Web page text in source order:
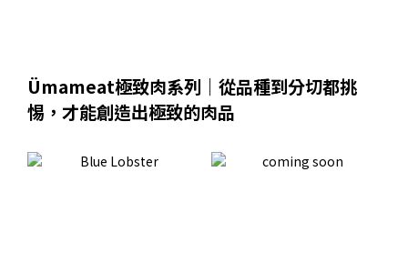
Ümameat極致肉系列｜從品種到分切都挑
惕，才能創造出極致的肉品